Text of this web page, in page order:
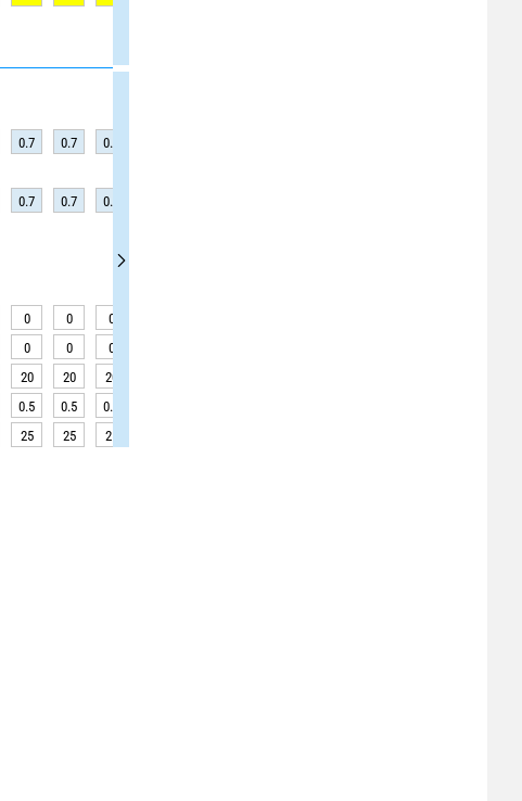
0.7 0.7 0.7
0.7 0.7 0.7
0 0 0
0 0 0
20 20 20
0.5 0.5 0.5
25 25 25